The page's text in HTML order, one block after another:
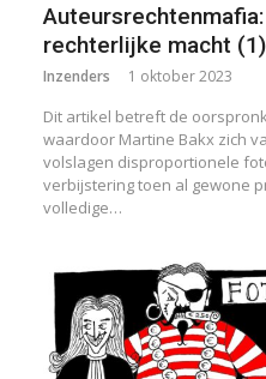
rechterlijke macht (1)
Inzenders 1 oktober 2023
Dit artikel betreft de
waardoor Martine Bakx zich
volslagen disproportionele
verbijstering toen al gewone
volledige…